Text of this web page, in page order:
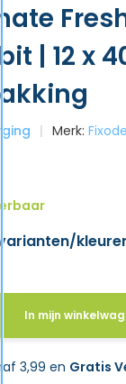
| 12 x
Merk:
In mijn
3,99 en Gratis